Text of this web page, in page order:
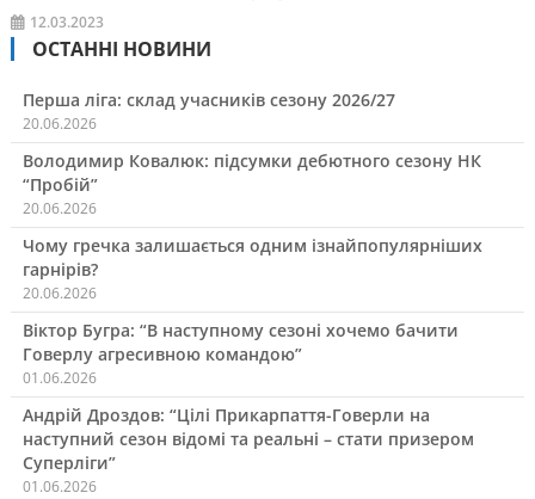
12.03.2023
ОСТАННІ НОВИНИ
Перша ліга: склад учасників сезону 2026/27
20.06.2026
Володимир Ковалюк: підсумки дебютного сезону НК
“Пробій”
20.06.2026
Чому гречка залишається одним ізнайпопулярніших
гарнірів?
20.06.2026
Віктор Бугра: “В наступному сезоні хочемо бачити
Говерлу агресивною командою”
01.06.2026
Андрій Дроздов: “Цілі Прикарпаття-Говерли на
наступний сезон відомі та реальні – стати призером
Суперліги”
01.06.2026